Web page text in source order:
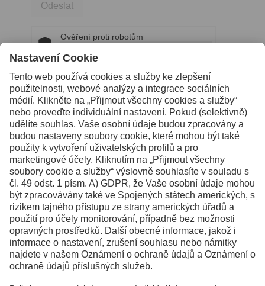
Odeslat
Ověření proti robotům
Facebook
Instagram